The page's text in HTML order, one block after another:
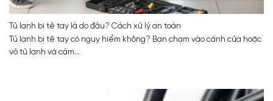
Tủ lạnh bị tê tay là do đâu? Cách xử lý an toàn
Tủ lạnh bị tê tay có nguy hiểm không? Bạn chạm vào cánh cửa hoặc
vỏ tủ lạnh và cảm...